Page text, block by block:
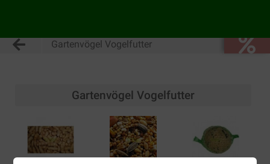
Gartenvögel Vogelfutter
Gartenvögel Vogelfutter